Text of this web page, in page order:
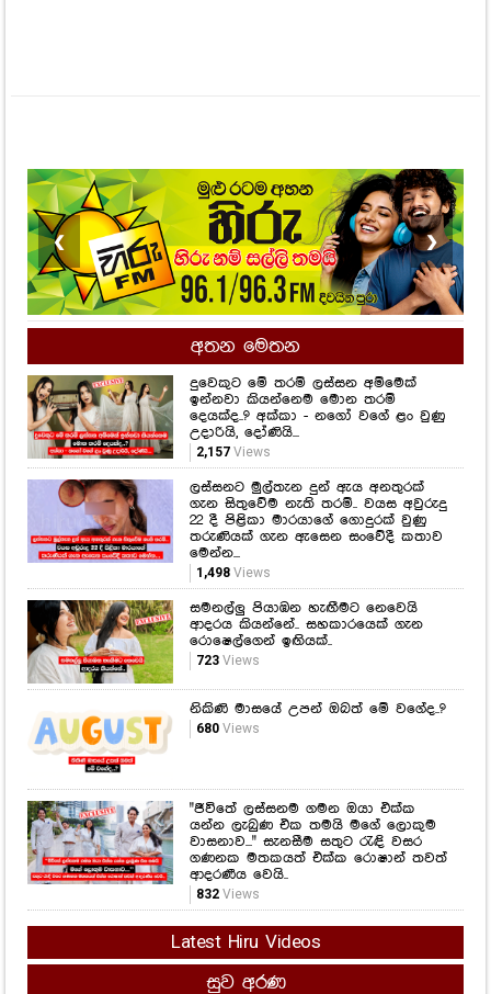
❮ ❯
අතන මෙතන
දුවෙකුට මේ තරම් ලස්සන අම්මෙක්
ඉන්නවා කියන්නෙම මොන තරම්
දෙයක්ද..? අක්කා - නගෝ වගේ ළං වුණු
උදාරියි, දෝණියි...
2,157Views
ලස්සනට මුල්තැන දුන් ඇය අනතුරක්
ගැන සිතුවේම නැති තරම්.. වයස අවුරුදු
22 දී පිළිකා මාරයාගේ ගොදුරක් වුණු
තරුණියක් ගැන ඇසෙන සංවේදී කතාව
මෙන්න...
1,498Views
සමනල්ලු පියාඹන හැඟීමට නෙවෙයි
ආදරය කියන්නේ.. සහකාරයෙක් ගැන
රොෂෙල්ගෙන් ඉඟියක්..
723Views
නිකිණි මාසයේ උපන් ඔබත් මේ වගේද..?
680Views
යන්න ලැබුණ එක තමයි මගේ ලොකුම
වාසනාව..." සැනසීම සතුට රැඳි වසර
ගණනක මතකයත් එක්ක රොෂාන් තවත්
Latest Hiru Videos
සුව අරණ
කෑම කනකොට මේ වැරදි කරන්න
එපා...! ආහාර ජීරණ පද්ධතියේ
කාර්යක්ෂමතාවයට මේ දේවල් සෘජුවම
බලපාන බව ඔබ නිකමටවත් දැන
සිටියාද..?
1,380Views